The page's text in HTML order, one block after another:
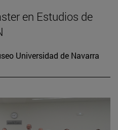
en Estudios de
Universidad de Navarra